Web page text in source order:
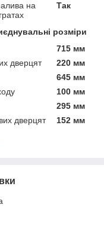
на
Так
розміри
715 мм
дверцят
220 мм
645 мм
100 мм
295 мм
дверцят
152 мм